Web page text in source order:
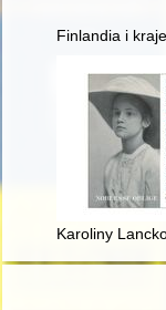
Finlandia i
Karoliny